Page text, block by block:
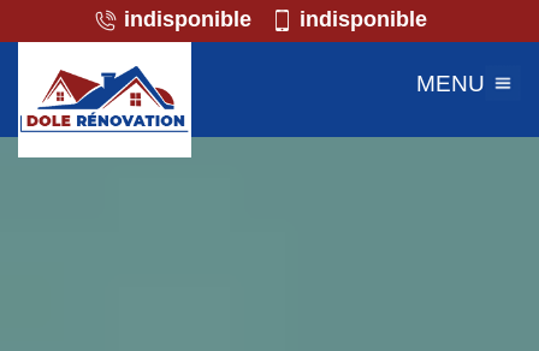
indisponible indisponible
MENU